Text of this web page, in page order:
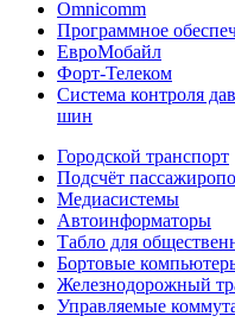
Omnicomm
Программное
ЕвроМобайл
Форт-Телеком
Система контроля
шин
Городской транспорт
Подсчёт
Медиасистемы
Автоинформаторы
Табло для
Бортовые
Железнодорожный
Управляемые